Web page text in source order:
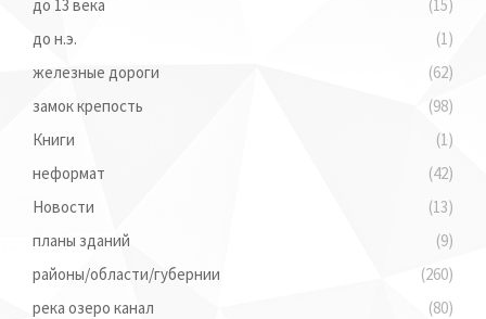
до 13 века
(15)
до н.э.
(1)
железные дороги
(62)
замок крепость
(98)
Книги
(1)
неформат
(42)
Новости
(13)
планы зданий
(9)
районы/области/губернии
(260)
река озеро канал
(80)